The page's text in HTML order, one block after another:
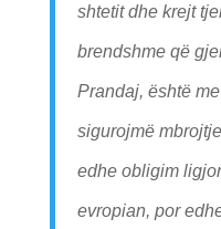
shtetit dhe krejt
brendshme që
Prandaj, është
sigurojmë
edhe obligim
evropian, por